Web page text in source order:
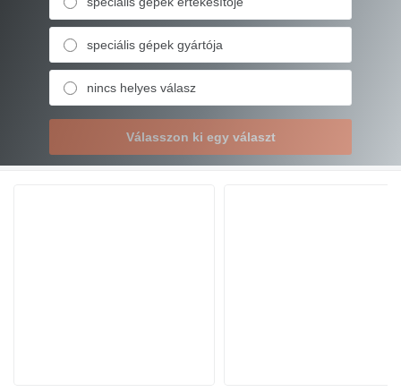
speciális gépek gyártója
nincs helyes válasz
Válasszon ki egy választ